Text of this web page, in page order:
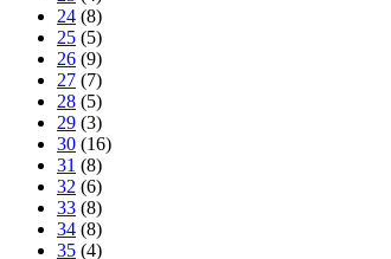
24 (8)
25 (5)
26 (9)
27 (7)
28 (5)
29 (3)
30 (16)
31 (8)
32 (6)
33 (8)
34 (8)
35 (4)